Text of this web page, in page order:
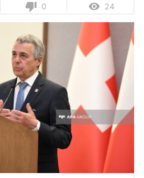
thumb_down 0  24